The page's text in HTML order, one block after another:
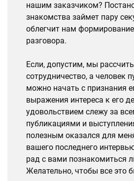
нашим заказчиком?
знакомства займет пару
облегчит нам
разговора.
Если, допустим, мы
сотрудничество, а человек
можно начать с признания
выражения интереса к его
удовольствием слежу за
публикациями и
полезным оказался для
вашего последнего
рад с вами познакомиться
Желательно, чтобы все это